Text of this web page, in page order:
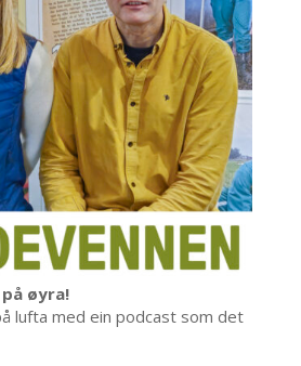
på øyra!
lufta med ein podcast som det